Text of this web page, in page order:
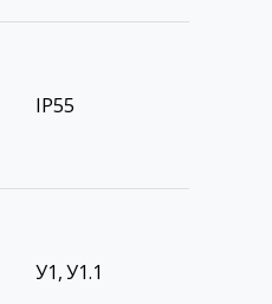
IP55
У1, У1.1